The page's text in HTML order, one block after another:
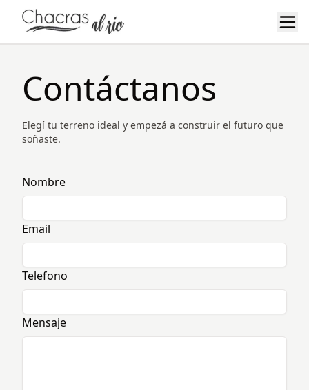
Últimos Lotes!
Galería
Nosotros
CONTACTÁNOS
Contáctanos
Elegí tu terreno ideal y empezá a construir el futuro que
soñaste.
Nombre
Email
Telefono
Mensaje